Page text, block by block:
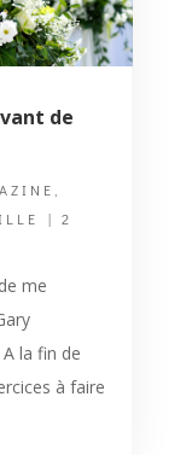
de
| 2
me
la fin de
à faire